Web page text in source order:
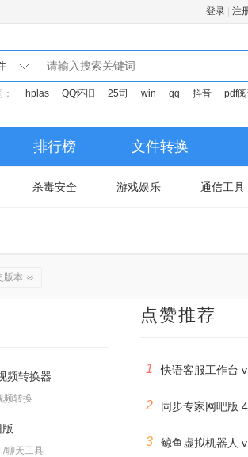
登录 注
hplas QQ怀旧 25司 win qq 抖音 pdf
排行榜 文件转换
杀毒安全 游戏娱乐 通信工具
版本
频转换器
频转换
聊天工具
点赞推荐
1 快语客服工作台
2 同步专家网吧版
3 鲸鱼虚拟机器人